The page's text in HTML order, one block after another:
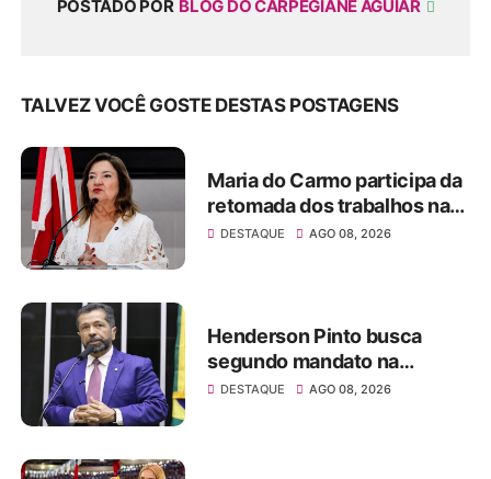
POSTADO POR BLOG DO CARPEGIANE AGUIAR
TALVEZ VOCÊ GOSTE DESTAS POSTAGENS
Maria do Carmo participa da
retomada dos trabalhos na
Alepa e ocupa a tribuna no
DESTAQUE AGO 08, 2026
Henderson Pinto busca
segundo mandato na
Câmara dos Deputados nas
DESTAQUE AGO 08, 2026